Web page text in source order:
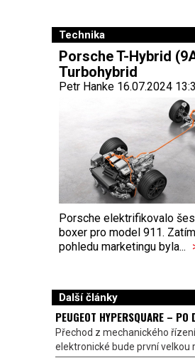
Technika
Porsche T-Hybrid
Turbohybrid
Petr Hanke 16.07.2024
Porsche elektrifikovalo
boxer pro model 911.
pohledu marketingu byla...
Další články
PEUGEOT HYPERSQUARE – PO
Přechod z mechanického
elektronické bude první velkou